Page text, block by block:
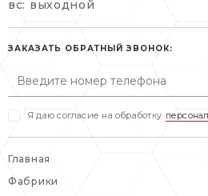
пн-пт: 10:00-20:00
сб, вс: выходной
пн-пт: 10:00-19:00
сб: выходной
вс: выходной
ЗАКАЗАТЬ ОБРАТНЫЙ ЗВОНОК:
Я даю согласие на обработку
Главная
Фабрики